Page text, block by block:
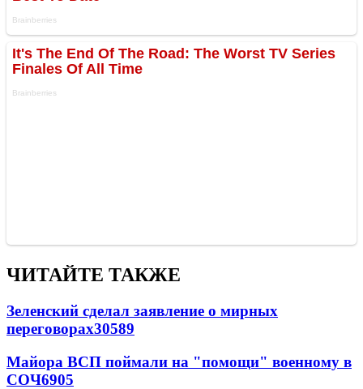
ЧИТАЙТЕ ТАКЖЕ
Зеленский сделал заявление о мирных
переговорах30589
Майора ВСП поймали на "помощи" военному в
СОЧ6905